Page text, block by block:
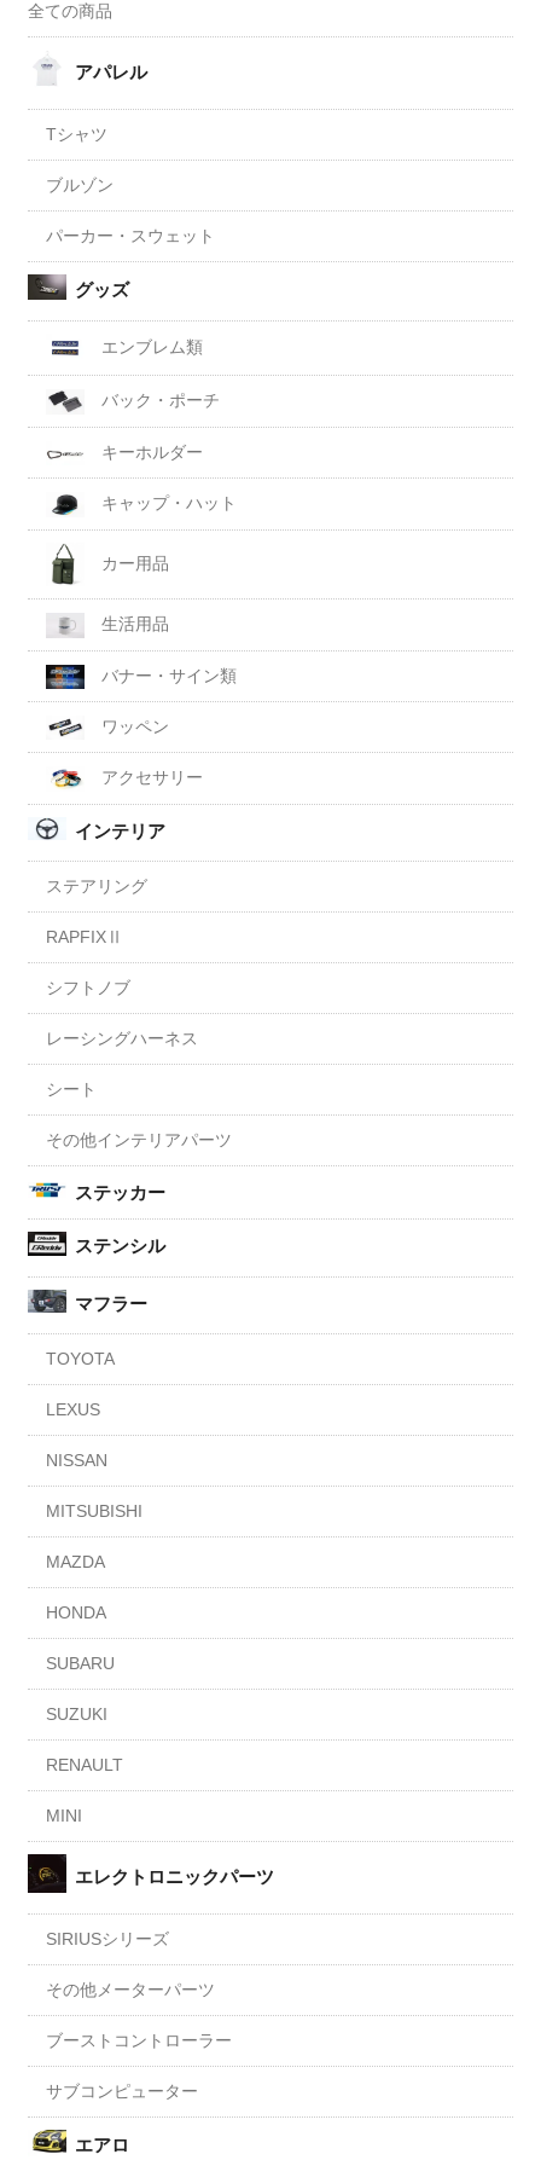
全ての商品
アパレル
Tシャツ
ブルゾン
パーカー・スウェット
グッズ
エンブレム類
バック・ポーチ
キーホルダー
キャップ・ハット
カー用品
生活用品
バナー・サイン類
ワッペン
アクセサリー
インテリア
ステアリング
RAPFIXⅡ
シフトノブ
レーシングハーネス
シート
その他インテリアパーツ
ステッカー
ステンシル
マフラー
TOYOTA
LEXUS
NISSAN
MITSUBISHI
MAZDA
HONDA
SUBARU
SUZUKI
RENAULT
MINI
エレクトロニックパーツ
SIRIUSシリーズ
その他メーターパーツ
ブーストコントローラー
サブコンピューター
エアロ